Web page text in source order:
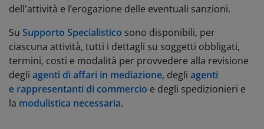
dell'attività e l’erogazione delle eventuali sanzioni.
Su Supporto Specialistico sono disponibili, per
ciascuna attività, tutti i dettagli su soggetti obbligati,
termini, costi e modalità per provvedere alla revisione
degli agenti di affari in mediazione, degli agenti
e rappresentanti di commercio e degli spedizionieri e
la modulistica necessaria.